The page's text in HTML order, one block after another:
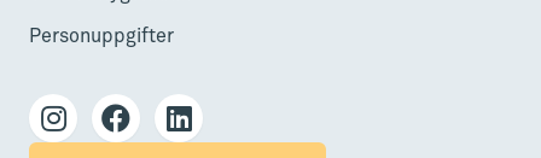
Personuppgifter